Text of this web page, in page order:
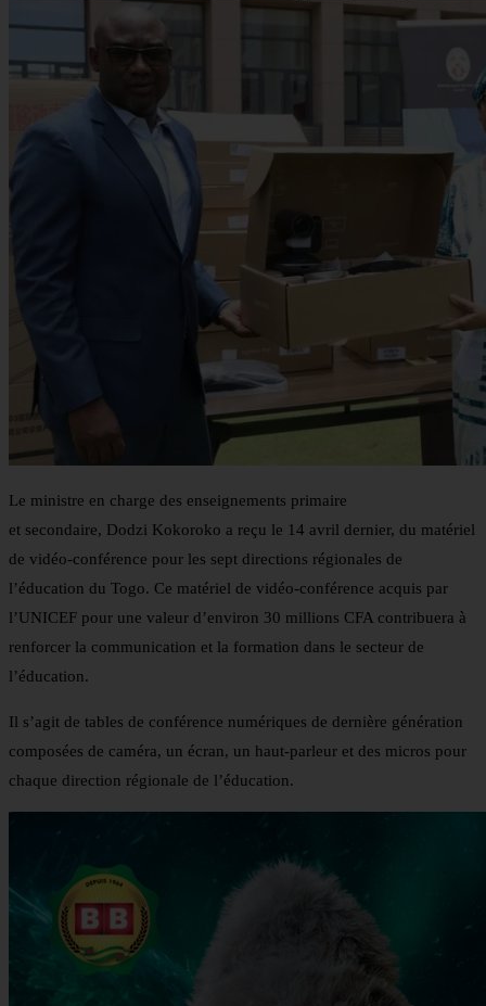
Le ministre en charge des enseignements primaire
et secondaire, Dodzi Kokoroko a reçu le 14 avril dernier, du matériel
de vidéo-conférence pour les sept directions régionales de
l’éducation du Togo. Ce matériel de vidéo-conférence acquis par
l’UNICEF pour une valeur d’environ 30 millions CFA contribuera à
renforcer la communication et la formation dans le secteur de
l’éducation.
Il s’agit de tables de conférence numériques de dernière génération
composées de caméra, un écran, un haut-parleur et des micros pour
chaque direction régionale de l’éducation.